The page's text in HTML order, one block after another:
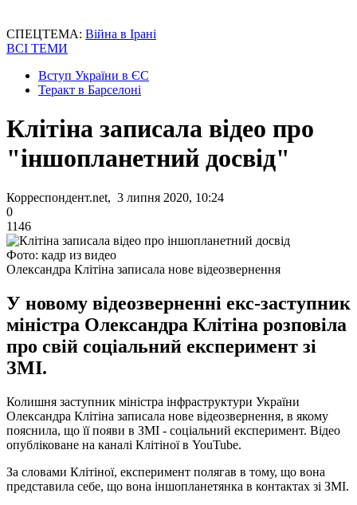
СПЕЦТЕМА: Війна в Ірані
ВСІ ТЕМИ
Вступ України в ЄС
Теракт в Барселоні
Клітіна записала відео про
"іншопланетний досвід"
Корреспондент.net, 3 липня 2020, 10:24
0
1146
Фото: кадр из видео
Олександра Клітіна записала нове відеозвернення
У новому відеозверненні екс-заступник
міністра Олександра Клітіна розповіла
про свій соціальний експеримент зі
ЗМІ.
Колишня заступник міністра інфраструктури України
Олександра Клітіна записала нове відеозвернення, в якому
пояснила, що її появи в ЗМІ - соціальний експеримент. Відео
опубліковане на каналі Клітіної в YouTube.
За словами Клітіної, експеримент полягав в тому, що вона
представила себе, що вона іншопланетянка в контактах зі ЗМІ.